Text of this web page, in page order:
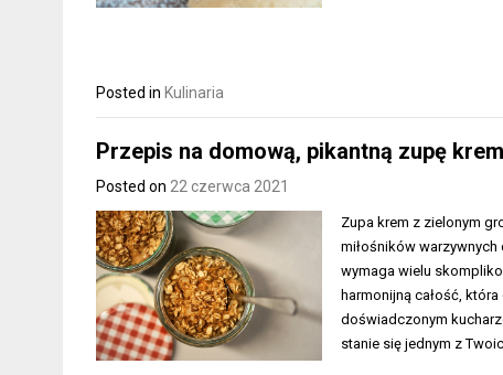
Posted in Kulinaria
Przepis na domową, pikantną zupę
Posted on 22 czerwca 2021
Zupa krem z zielonym
miłośników
wymaga wielu
harmonijną całość,
doświadczonym
stanie się jednym z